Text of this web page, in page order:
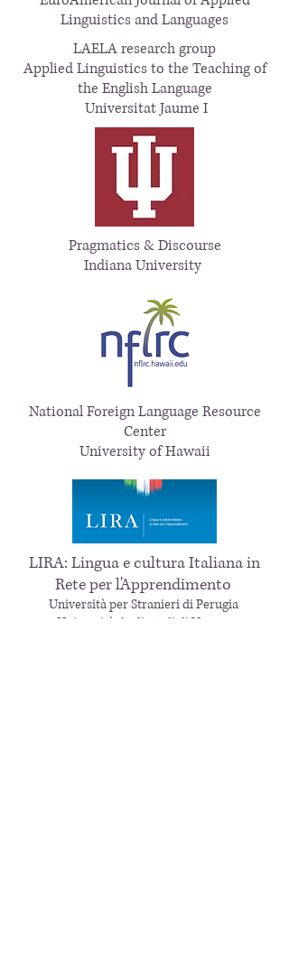
Linguistics and Languages
LAELA research group
Applied Linguistics to the Teaching of
the English Language
Universitat Jaume I
Pragmatics & Discourse
Indiana University
National Foreign Language Resource
Center
University of Hawaii
LIRA: Lingua e cultura Italiana in
Rete per l'Apprendimento
Università per Stranieri di Perugia
Università degli studi di Verona